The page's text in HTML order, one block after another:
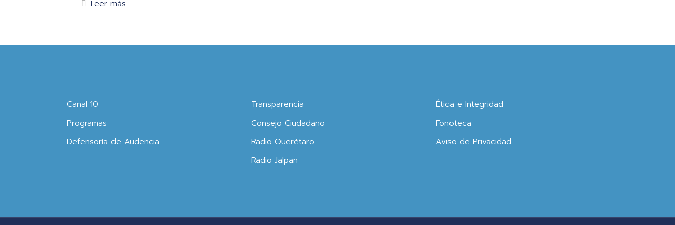
Leer más
Canal 10
Programas
Defensoría de Audencia
Transparencia
Consejo Ciudadano
Radio Querétaro
Radio Jalpan
Ética e Integridad
Fonoteca
Aviso de Privacidad